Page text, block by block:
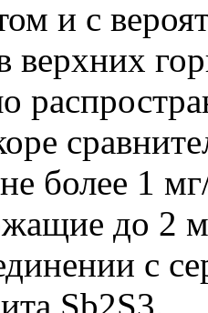
и с
верхних
более 1
до 2
с
Sb2S3.